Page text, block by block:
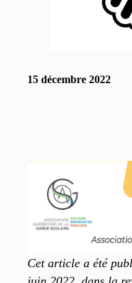
15 décembre 2022
Cet article a été